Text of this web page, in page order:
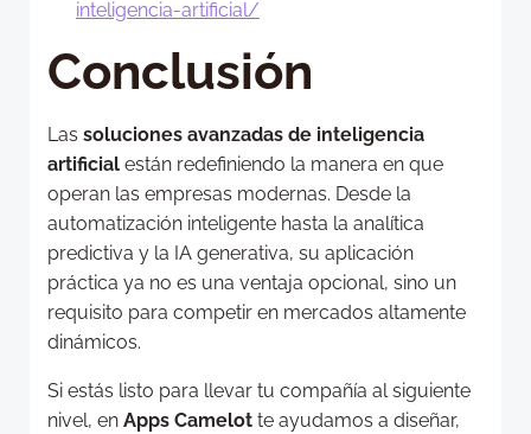
inteligencia-artificial/
Conclusión
Las soluciones avanzadas de inteligencia
artificial están redefiniendo la manera en que
operan las empresas modernas. Desde la
automatización inteligente hasta la analítica
predictiva y la IA generativa, su aplicación
práctica ya no es una ventaja opcional, sino un
requisito para competir en mercados altamente
dinámicos.
Si estás listo para llevar tu compañía al siguiente
nivel, en Apps Camelot te ayudamos a diseñar,